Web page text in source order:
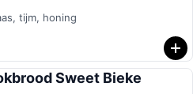
tijm, honing
Sweet Bieke